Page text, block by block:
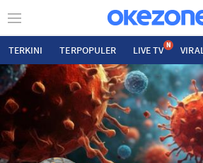
TERKINI TERPOPULER LIVE TV N VIRAL